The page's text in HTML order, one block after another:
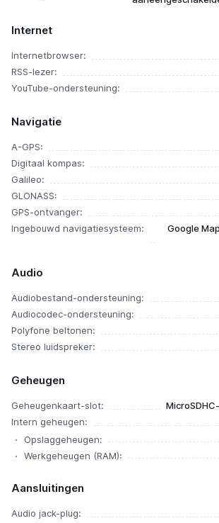
Internet
Internetbrowser:
RSS-lezer:
YouTube-ondersteuning:
Navigatie
A-GPS:
Digitaal kompas:
Galileo:
GLONASS:
GPS-ontvanger:
Ingebouwd navigatiesysteem:
Google
Audio
Audiobestand-ondersteuning:
Audiocodec-ondersteuning:
Polyfone beltonen:
Stereo luidspreker:
Geheugen
Geheugenkaart-slot:
Intern geheugen:
Opslaggeheugen:
Werkgeheugen (RAM):
Aansluitingen
Audio jack-plug: